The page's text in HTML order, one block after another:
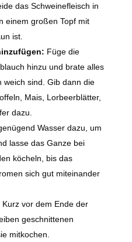
das Schweinefleisch in
einem großen Topf mit
ist.
Füge die
hinzu und brate alles
weich sind. Gib dann die
Mais, Lorbeerblätter,
dazu.
Wasser dazu, um
lasse das Ganze bei
köcheln, bis das
sich gut miteinander
Kurz vor dem Ende der
geschnittenen
mitkochen.